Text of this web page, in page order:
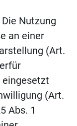
Die Nutzung
an einer
(Art.
eingesetzt
(Art.
Abs. 1